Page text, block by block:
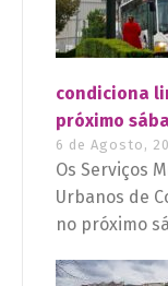
condiciona
próximo
6 de Agosto,
Os Serviços
Urbanos de
no próximo